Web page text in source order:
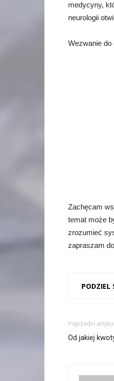
medycyny,
neurologii
Wezwanie do
Zachęcam
temat może
zrozumieć
zapraszam
PODZIEL
Poprzedni
Od jakiej